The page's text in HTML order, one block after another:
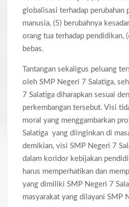
globalisasi terhadap perubahan
manusia, (5) berubahnya
orang tua terhadap pendidikan,
bebas.
Tantangan sekaligus peluang
oleh SMP Negeri 7 Salatiga,
7 Salatiga diharapkan sesuai
perkembangan tersebut. Visi
moral yang menggambarkan
Salatiga yang diinginkan di
demikian, visi SMP Negeri 7
dalam koridor kebijakan
harus memperhatikan dan
yang dimiliki SMP Negeri 7
masyarakat yang dilayani SMP